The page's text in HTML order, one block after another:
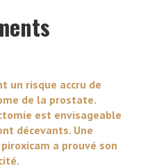
un risque accru de
de la prostate.
est envisageable
décevants. Une
a prouvé son